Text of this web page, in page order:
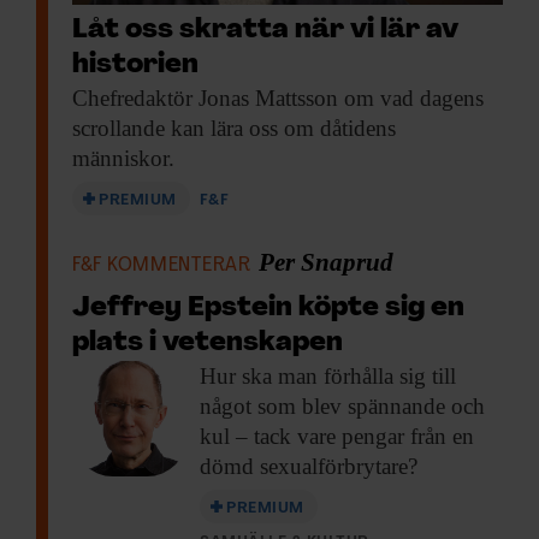
ökade med 20 procentenheter hos de som
vräkts.
Dessa så kallade ”överlevnadsbrott”
innebär att någon av mer ”praktiska” skäl
till exempel stjäl mat eller bryter sig in
brottsbenägenheten kan även förklaras med
något som kallas ”general strain theory”,
en reaktion med ilska och frustration på
grund av den akut försämrade
levnadssituationen. Drogrelaterade brott
och våldsbrott ökade i sin tur med omkring
10 procentenheter vardera.
Låt oss skratta när vi lär av
historien
Chefredaktör Jonas Mattsson om vad dagens
scrollande kan lära oss om dåtidens
människor.
PREMIUM F&F
F&F KOMMENTERAR Per Snaprud
Jeffrey Epstein köpte sig en
plats i vetenskapen
Hur ska man förhålla sig till
något som blev spännande och
kul – tack vare pengar från en
dömd sexualförbrytare?
PREMIUM